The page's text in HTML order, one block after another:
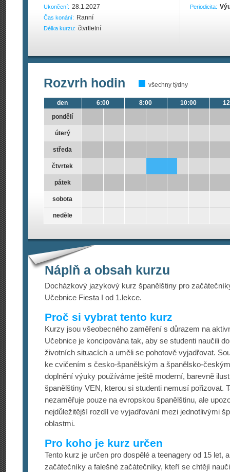
Ukončení: 28.1.2027
Čas konání: Ranní
Délka kurzu: čtvrtletní
Periodicita:
Rozvrh hodin všechny týdny
den
pondělí
úterý
středa
čtvrtek
pátek
sobota
neděle
6:00 8:00 10:00
Náplň a obsah kurzu
Docházkový jazykový kurz španělštiny pro
Učebnice Fiesta I od 1.lekce.
Proč si vybrat tento kurz
Kurzy jsou všeobecného zaměření s důrazem na
Učebnice je koncipována tak, aby se studenti naučili
životních situacích a uměli se pohotově vyjadřovat.
ke cvičením s česko-španělským a španělsko-
doplnění výuky používáme ještě moderní, barevně
španělštiny VEN, kterou si studenti nemusí pořizovat.
nezaměřuje pouze na evropskou španělštinu, ale
nejdůležitější rozdíl ve vyjadřování mezi jednotlivými
oblastmi.
Pro koho je kurz určen
Tento kurz je určen pro dospělé a teenagery od 15 let,
začátečníky a falešné začátečníky, kteří se chtějí